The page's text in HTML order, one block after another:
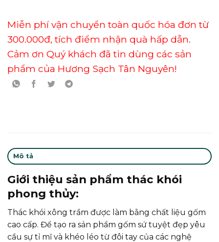
Miễn phí vận chuyển toàn quốc hóa đơn từ
300.000đ, tích điểm nhận quà hấp dẫn.
Cảm ơn Quý khách đã tin dùng các sản
phẩm của Hương Sạch Tân Nguyên!
Mô tả
Giới thiệu sản phẩm thác khói
phong thủy:
Thác khói xông trầm được làm bằng chất liệu gốm
cao cấp. Để tạo ra sản phẩm gốm sứ tuyệt đẹp yêu
cầu sự tỉ mĩ và khéo léo từ đôi tay của các nghệ